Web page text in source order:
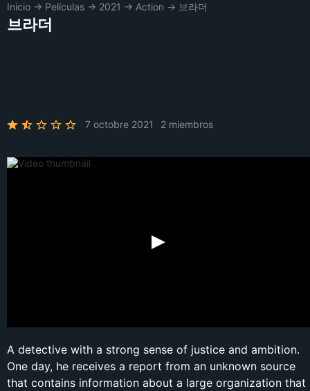
Inicio → Películas → 2021 → Action → 브라더
브라더
7 octobre 2021 2 miembros
A detective with a strong sense of justice and ambition.
One day, he receives a report from an unknown source
that contains information about a large organization that